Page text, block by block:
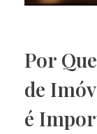
Por
de
é